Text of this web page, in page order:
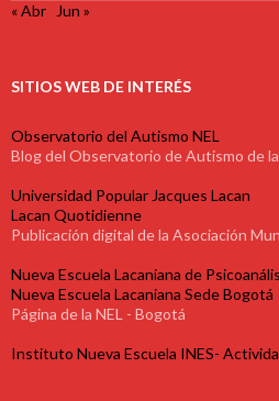
« Abr
Jun »
SITIOS WEB DE INTERÉS
Observatorio del Autismo NEL
Blog del Observatorio de Autismo de la
Universidad Popular Jacques Lacan
Lacan Quotidienne
Publicación digital de la Asociación
Nueva Escuela Lacaniana de
Nueva Escuela Lacaniana Sede Bogotá
Página de la NEL - Bogotá
Instituto Nueva Escuela INES-